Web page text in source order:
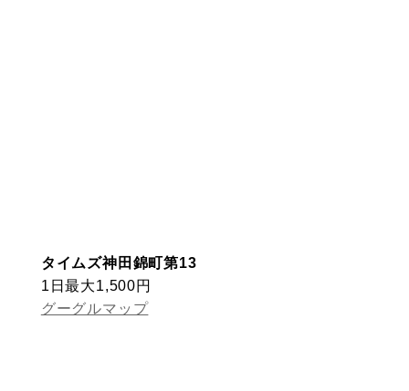
タイムズ神田錦町第13
1日最大1,500円
グーグルマップ